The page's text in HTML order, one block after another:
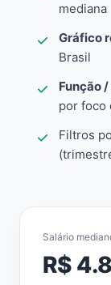
mediana
Gráfico
Brasil
Função
por foco
Filtros
Salário
R$